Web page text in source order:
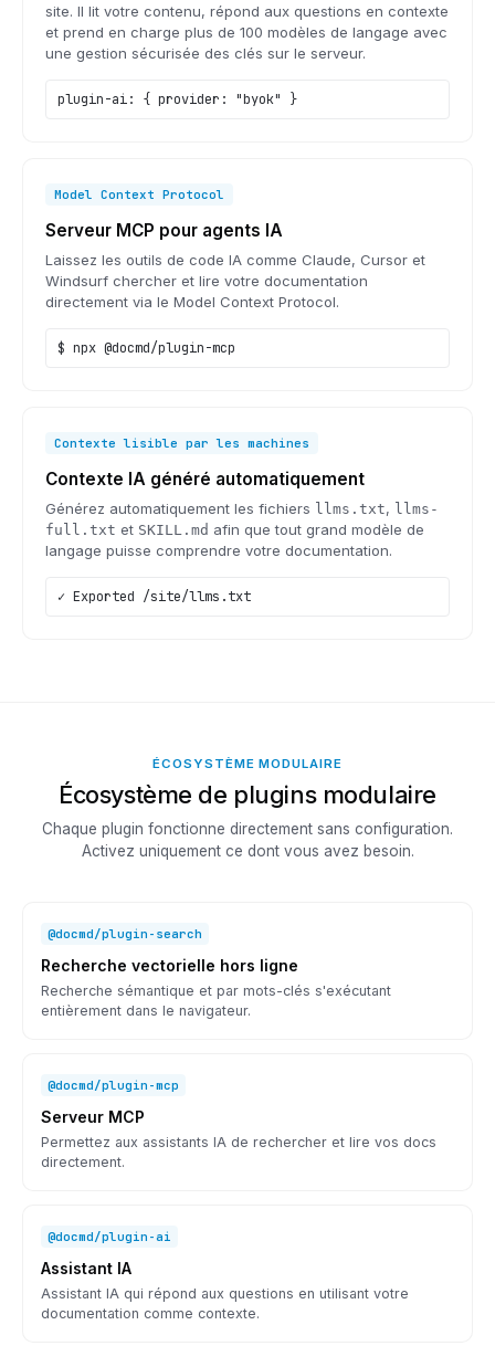
site. Il lit votre contenu, répond aux questions en contexte
et prend en charge plus de 100 modèles de langage avec
une gestion sécurisée des clés sur le serveur.
plugin-ai: { provider: "byok" }
Model Context Protocol
Serveur MCP pour agents IA
Laissez les outils de code IA comme Claude, Cursor et
Windsurf chercher et lire votre documentation
directement via le Model Context Protocol.
$ npx @docmd/plugin-mcp
Contexte lisible par les machines
Contexte IA généré automatiquement
Générez automatiquement les fichiers llms.txt, llms-
full.txt et SKILL.md afin que tout grand modèle de
langage puisse comprendre votre documentation.
✓ Exported /site/llms.txt
ÉCOSYSTÈME MODULAIRE
Écosystème de plugins modulaire
Chaque plugin fonctionne directement sans configuration.
Activez uniquement ce dont vous avez besoin.
@docmd/plugin-search
Recherche vectorielle hors ligne
Recherche sémantique et par mots-clés s'exécutant
entièrement dans le navigateur.
@docmd/plugin-mcp
Serveur MCP
Permettez aux assistants IA de rechercher et lire vos docs
directement.
@docmd/plugin-ai
Assistant IA
Assistant IA qui répond aux questions en utilisant votre
documentation comme contexte.